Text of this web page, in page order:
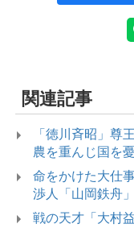
関連記事
「徳川斉昭」尊
農を重んじ国を
命をかけた大仕
渉人「山岡鉄舟」
戦の天才「大村